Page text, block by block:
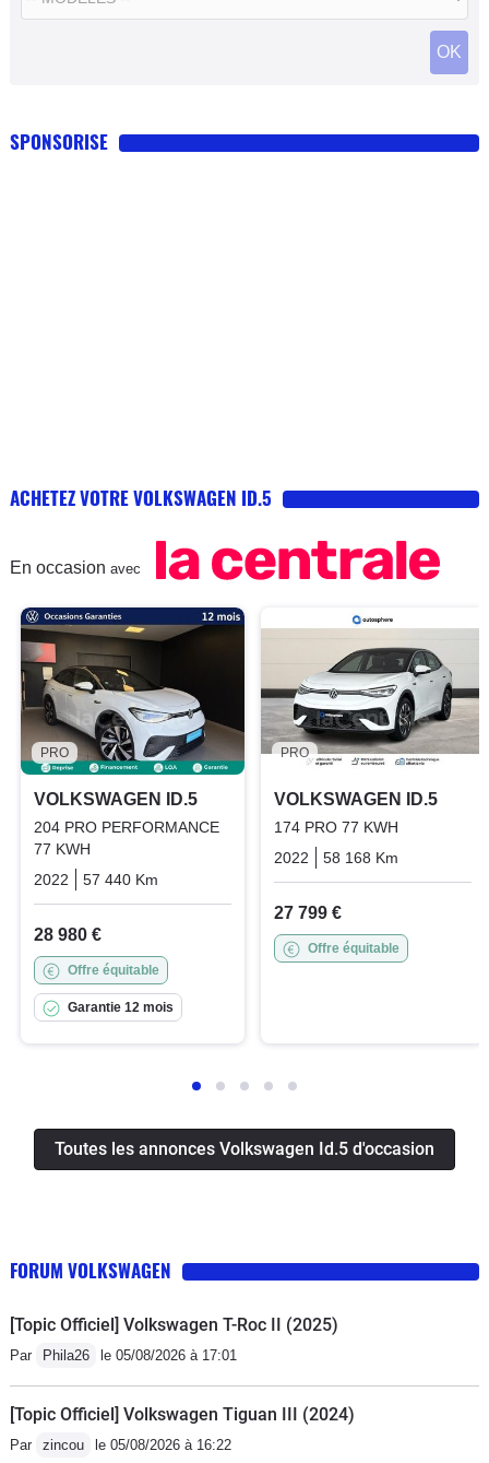
SPONSORISE
ACHETEZ VOTRE VOLKSWAGEN ID.5
En occasion avec
PRO
VOLKSWAGEN ID.5
204 PRO PERFORMANCE
77 KWH
2022
57 440 Km Electric
28 980 €
Offre équitable
Garantie 12 mois
PRO
VOLKSWAGEN ID.5
174 PRO 77 KWH
2022
58 168 Km
27 799 €
Offre équitable
Toutes les annonces Volkswagen Id.5 d'occasion
FORUM VOLKSWAGEN
[Topic Officiel] Volkswagen T-Roc II (2025)
Par Phila26 le 05/08/2026 à 17:01
[Topic Officiel] Volkswagen Tiguan III (2024)
Par zincou le 05/08/2026 à 16:22